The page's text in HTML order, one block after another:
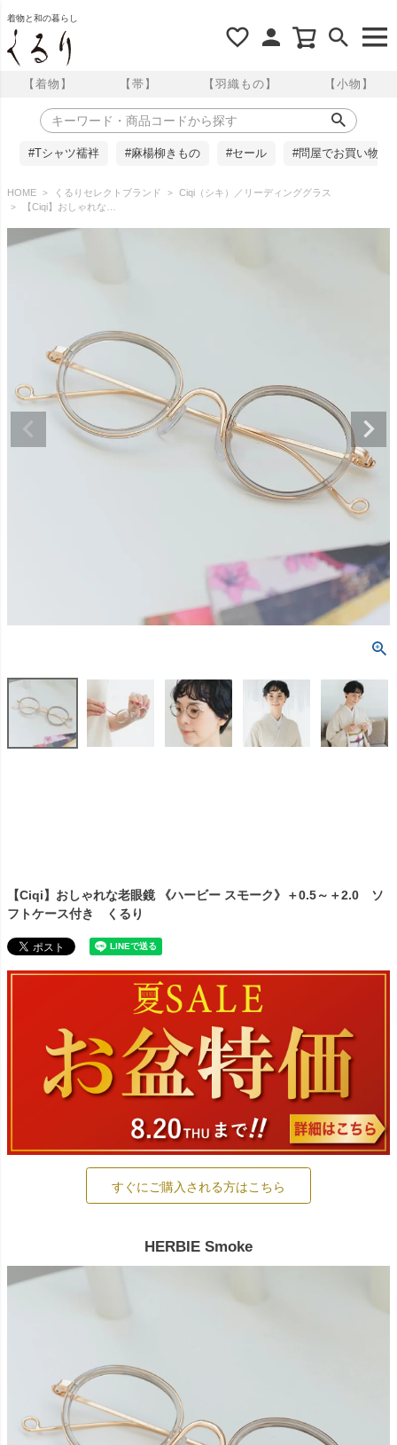
着物と和の暮らし
【着物】 【帯】 【羽織もの】 【小物】
#Tシャツ襦袢 #麻楊柳きもの #セール #問屋でお買い物
HOME くるりセレクトブランド
Ciqi（シキ）／リーディンググラス
【Ciqi】おしゃれな老眼鏡 《ハービー スモーク》＋0.5～＋2.0 ソフトケース付き くるり
【Ciqi】おしゃれな老眼鏡 《ハービー スモーク》＋0.5～＋2.0 ソ
フトケース付き くるり
すぐにご購入される方はこちら
HERBIE Smoke